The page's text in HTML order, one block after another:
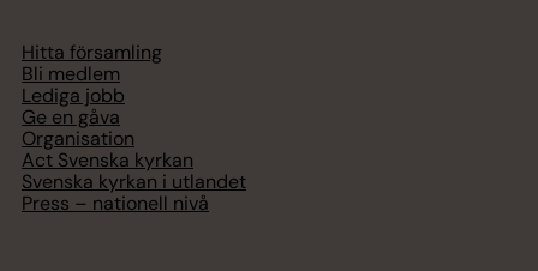
Hitta församling
Bli medlem
Lediga jobb
Ge en gåva
Organisation
Act Svenska kyrkan
Svenska kyrkan i utlandet
Press – nationell nivå